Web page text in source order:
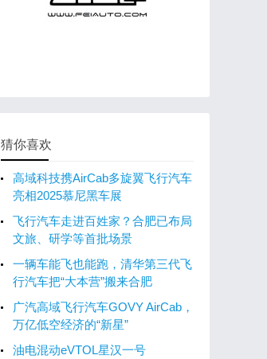
猜你喜欢
高域科技携AirCab多旋翼飞行汽车
亮相2025慕尼黑车展
飞行汽车走进百姓家？合肥已布局
文旅、研学等首批场景
一辆车能飞也能跑，清华第三代飞
行汽车把“大本营”搬来合肥
广汽高域飞行汽车GOVY AirCab，
万亿低空经济的“新星”
油电混动eVTOL星汉一号